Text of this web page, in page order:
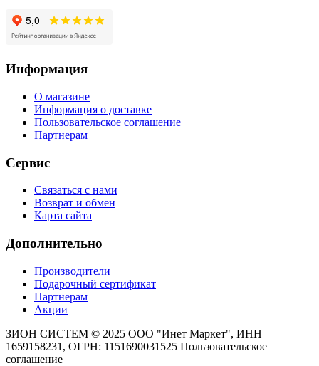
Информация
О магазине
Информация о доставке
Пользовательское соглашение
Партнерам
Сервис
Связаться с нами
Возврат и обмен
Карта сайта
Дополнительно
Производители
Подарочный сертификат
Партнерам
Акции
ЗИОН СИСТЕМ © 2025 ООО "Инет Маркет", ИНН
1659158231, ОГРН: 1151690031525 Пользовательское
соглашение